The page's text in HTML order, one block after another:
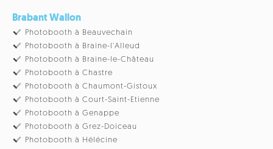
Brabant Wallon
Photobooth à Beauvechain
Photobooth à Braine-l'Alleud
Photobooth à Braine-le-Château
Photobooth à Chastre
Photobooth à Chaumont-Gistoux
Photobooth à Court-Saint-Etienne
Photobooth à Genappe
Photobooth à Grez-Doiceau
Photobooth à Hélécine